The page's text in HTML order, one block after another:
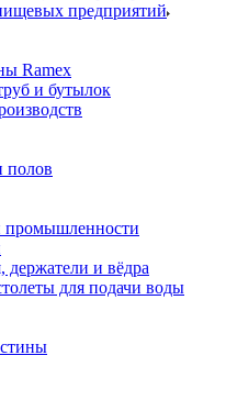
предприятий
Ramex
и бутылок
полов
промышленности
держатели и вёдра
для подачи воды